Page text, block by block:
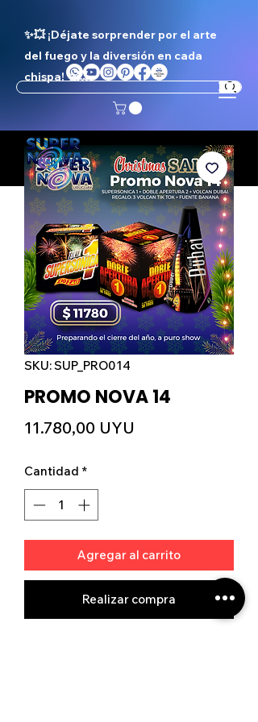
✨💥 ¡Déjate sorprender por el arte
del fuego y la diversión en cada
chispa! ✨💥
SKU: SUP_PRO014
PROMO NOVA 14
11.780,00 UYU
Cantidad *
Agregar al carrito
Realizar compra